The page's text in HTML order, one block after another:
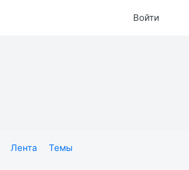
Войти
Лента
Темы